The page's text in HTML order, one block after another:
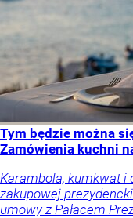
Tym będzie można
Zamówienia kuchni
Karambola, kumkwat i
zakupowej
umowy z Pałacem